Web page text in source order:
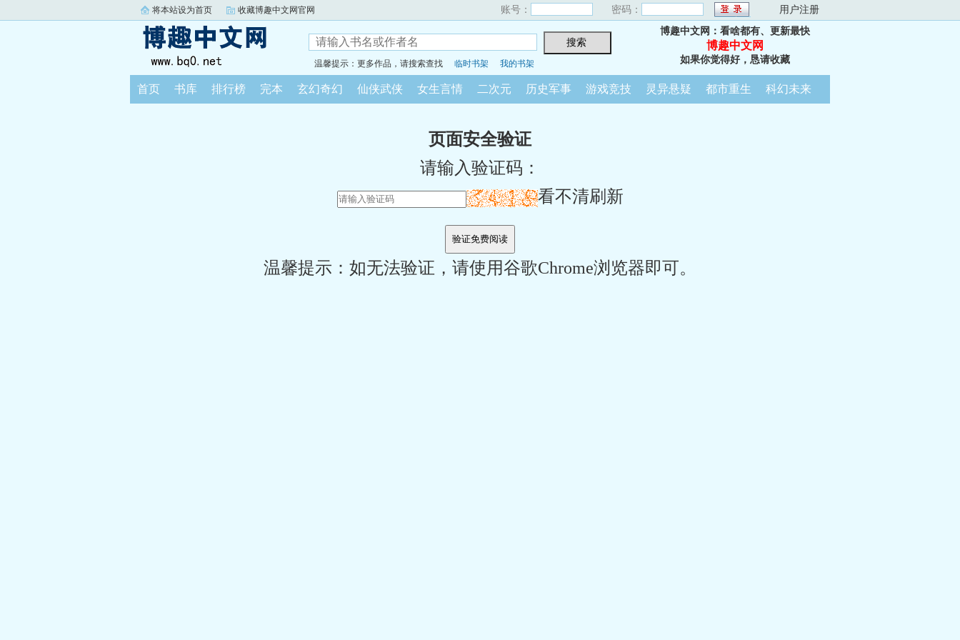
将本站设为首页 收藏博趣中文网官网 账号： 密码： 用户注册
温馨提示：更多作品，请搜索查找 临时书架 我的书架
博趣中文网：看啥都有、更新最快
博趣中文网
如果你觉得好，恳请收藏
首页 书库 排行榜 完本 玄幻奇幻 仙侠武侠 女生言情 二次元 历史军事 游戏竞技 灵异悬疑 都市重生 科幻未来
页面安全验证
请输入验证码：
看不清刷新
温馨提示：如无法验证，请使用谷歌Chrome浏览器即可。